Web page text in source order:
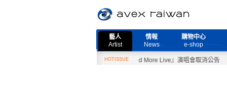
藝人
Artist
情報
News
購物中心
e-shop
HOTISSUE
2月27日『Need More Live』演唱會取消公告